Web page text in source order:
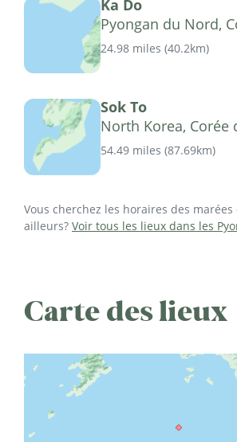
Ka Do
Pyongan du Nord,
24.98 miles (40.2km)
Sok To
North Korea, Corée
54.49 miles (87.69km)
Vous cherchez les horaires des
ailleurs? Voir tous les lieux dans les
Carte des lieux